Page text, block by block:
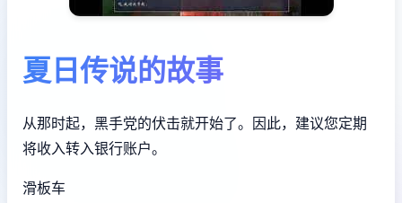
夏日传说的故事
从那时起，黑手党的伏击就开始了。因此，建议您定期
将收入转入银行账户。
滑板车